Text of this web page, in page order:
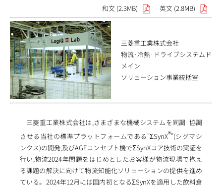
和文 (2.3MB)
英文 (2.8MB)
三菱重工業株式会社
物流·冷熱·ドライブシステムド
メイン
ソリューション事業統括室
三菱重工業株式会社は,さまざまな機械システムを同調·協調
させる当社の標準プラットフォームである"ΣSynX®"(シグマシ
ンクス)の開発,及びAGFコンセプト機でΣSynXコア技術の実証を
行い,物流2024年問題をはじめとしたお客様が物流現場で抱え
る課題の解決に向けて物流知能化ソリューションの提供を進め
ている。2024年12月には国内初となるΣSynXを適用した飲料倉